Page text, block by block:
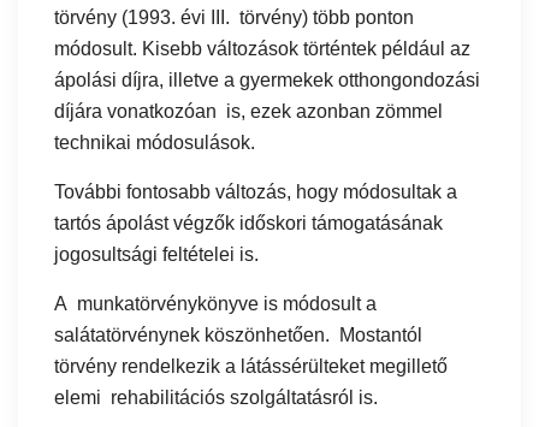
törvény (1993. évi III. törvény) több ponton
módosult. Kisebb változások történtek például az
ápolási díjra, illetve a gyermekek otthongondozási
díjára vonatkozóan is, ezek azonban zömmel
technikai módosulások.
További fontosabb változás, hogy módosultak a
tartós ápolást végzők időskori támogatásának
jogosultsági feltételei is.
A munkatörvénykönyve is módosult a
salátatörvénynek köszönhetően. Mostantól
törvény rendelkezik a látássérülteket megillető
elemi rehabilitációs szolgáltatásról is.